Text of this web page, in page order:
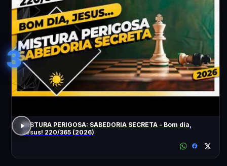
3
MISTURA PERIGOSA: SABEDORIA SECRETA - Bom dia,
Jesus! 220/365 (2026)